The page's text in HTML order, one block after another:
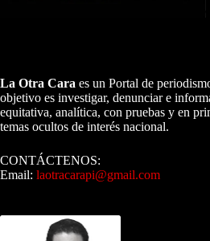
La Otra Cara es un Portal de
objetivo es investigar, denunciar e
equitativa, analítica, con pruebas y en
temas ocultos de interés nacional.
CONTÁCTENOS:
Email: laotracarapi@gmail.com